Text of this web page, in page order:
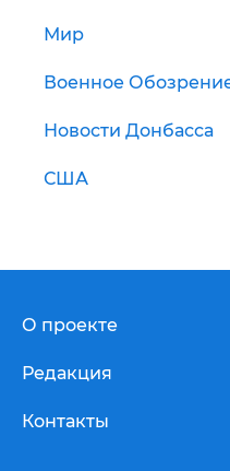
Мир
Военное
Новости Донбасса
США
О проекте
Редакция
Контакты